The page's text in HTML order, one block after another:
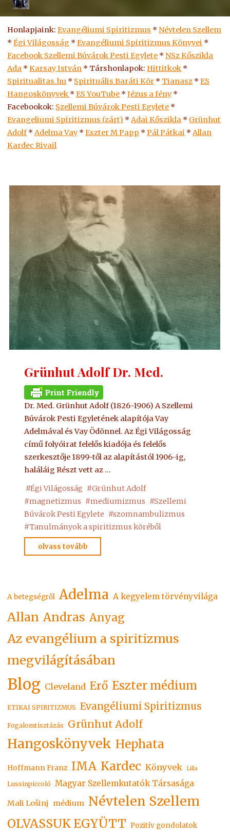
Honlapjaink:Evangéliumi Spiritizmus * Névtelen Szellem
*Égi Világosság *Evangéliumi Spiritizmus Könyvei *
Facebook Szellemi Búvárok Pesti Egylete * NSz Kőszikla
Ada *Karsay István * Társhonlapok:Hittitkok *
Spiritualitas.hu * Spirituális Baráti Kör * Tianasz *ES
Hangoskönyvek *ESYouTube *Jézus a fény *
Facebookok: Szellemi Búvárok Pesti Egylete *
Evangeliumi Spiritizmus (zárt) *Adai Kőszikla * Grünhut
Adolf *Adelma Vay *Eszter M Papp *Pál Pátkai *Allan
Kardec Rivail
Grünhut Adolf Dr. Med.
Dr. Med. Grünhut Adolf (1826-1906) A Szellemi
Búvárok Pesti Egyletének alapítója Vay
Adelmával és Vay Ödönnel. Az Égi Világosság
című folyóirat felelős kiadója és felelős
szerkesztője 1899-től az alapítástól 1906-ig,
haláláig Részt vett az …
#Égi Világosság #Grünhut Adolf
#magnetizmus #mediumizmus #Szellemi
Búvárok Pesti Egylete #szomnambulizmus
#Tanulmányok a spiritizmus köréből
olvass tovább
Adolf
A betegségről Adelma A kegyelem törvényvilága
Allan Andras Anyag
Az evangélium a spiritizmus
megvilágításában
Blog Cleveland Erő Eszter médium
ETIKAI SPIRITIZMUS Evangéliumi Spiritizmus
Fogalomtisztázás Grünhut Adolf
Hangoskönyvek Hephata
Hoffmann Franz IMA Kardec Könyvek Lilla
Lussinpiccoló Magyar Szellemkutatók Társasága
Mali Lošinj médium Névtelen Szellem
OLVASSUK EGYÜTT Pozitív gondolatok